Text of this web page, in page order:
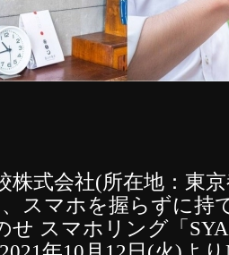
株式会社(所在地：東
スマホを握らずに持
せ スマホリング「